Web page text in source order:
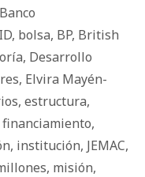
Banco
, bolsa, BP, British
, Desarrollo
, Elvira Mayén-
, estructura,
financiamiento,
, institución, JEMAC,
, misión,